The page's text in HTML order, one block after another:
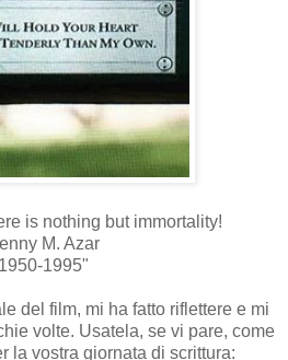
is nothing but immortality!
M. Azar
1950-1995"
del film, mi ha fatto riflettere e mi
volte. Usatela, se vi pare, come
la vostra giornata di scrittura: